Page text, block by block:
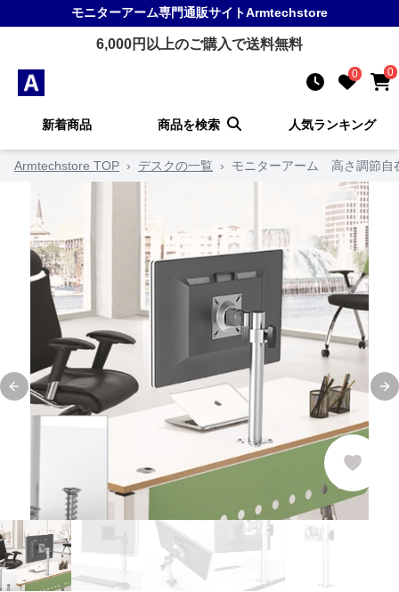
モニターアーム専門通販サイトArmtechstore
6,000円以上のご購入で送料無料
0 0
新着商品 商品を検索 人気ランキング
Armtechstore TOP › デスクの一覧 › モニターアーム 高さ調節自
Previous slide